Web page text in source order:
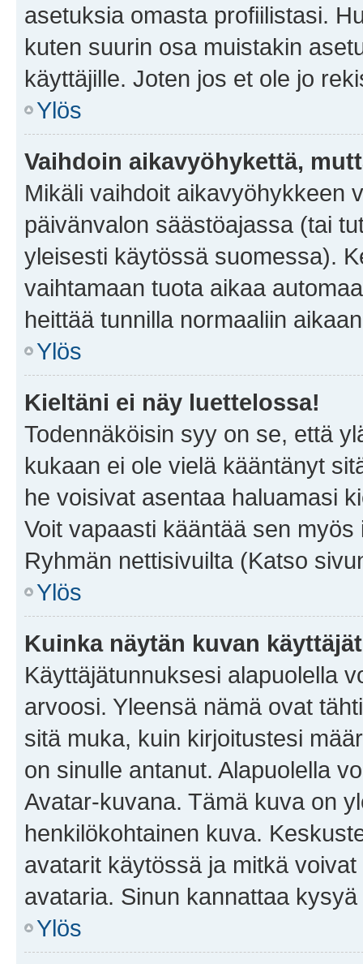
asetuksia omasta profiilistasi.
kuten suurin osa muistakin
käyttäjille. Joten jos et ole jo
Ylös
Vaihdoin aikavyöhykettä,
Mikäli vaihdoit aikavyöhykkeen
päivänvalon säästöajassa (tai
yleisesti käytössä suomessa).
vaihtamaan tuota aikaa
heittää tunnilla normaaliin
Ylös
Kieltäni ei näy luettelossa!
Todennäköisin syy on se, että
kukaan ei ole vielä kääntänyt
he voisivat asentaa haluamasi
Voit vapaasti kääntää sen
Ryhmän nettisivuilta (Katso
Ylös
Kuinka näytän kuvan
Käyttäjätunnuksesi alapuolella
arvoosi. Yleensä nämä ovat
sitä muka, kuin kirjoitustesi
on sinulle antanut. Alapuolella
Avatar-kuvana. Tämä kuva on
henkilökohtainen kuva.
avatarit käytössä ja mitkä
avataria. Sinun kannattaa
Ylös